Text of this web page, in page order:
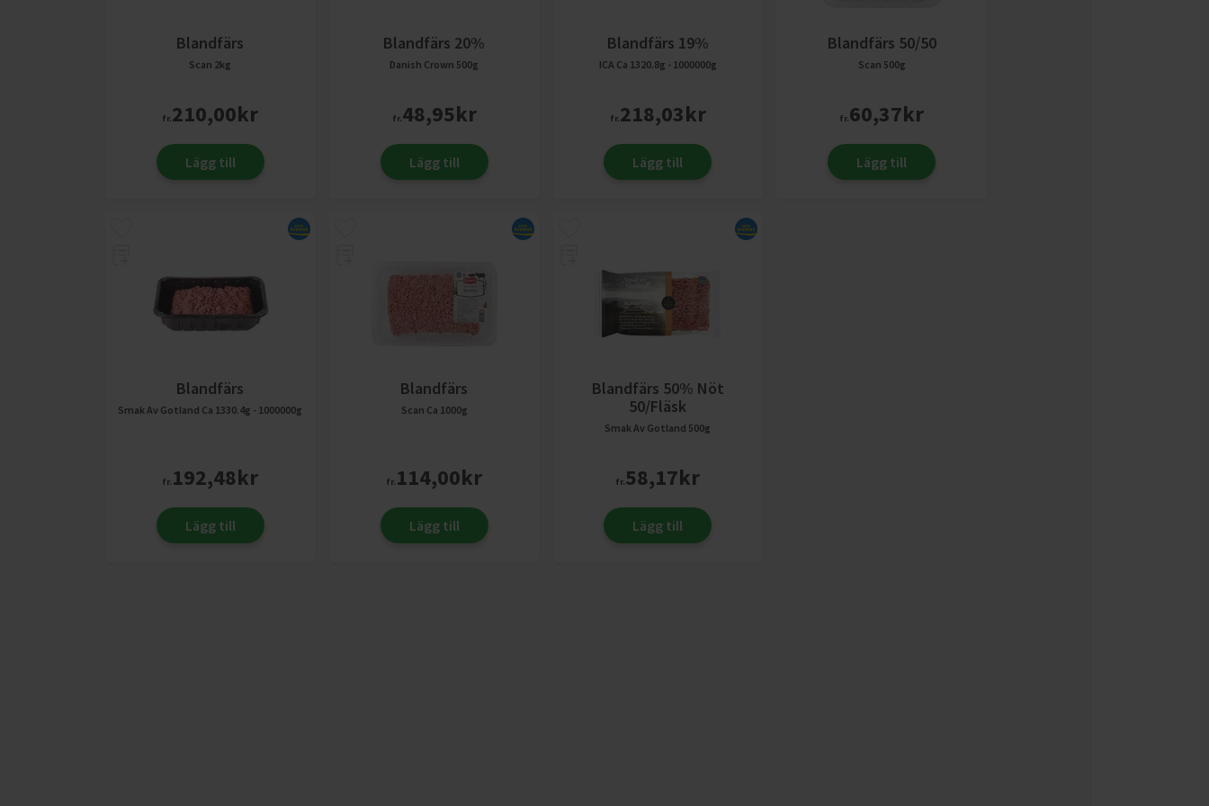
Blandfärs
Scan 2kg
fr.210,00kr
Lägg till
Blandfärs 20%
Danish Crown 500g
fr.48,95kr
Lägg till
Blandfärs 19%
ICA Ca 1320.8g - 1000000g
fr.218,03kr
Lägg till
Blandfärs 50/50
Scan 500g
fr.60,37kr
Lägg till
Blandfärs
Smak Av Gotland Ca 1330.4g - 1000000g
fr. 192,48kr
Lägg till
Blandfärs
Scan Ca 1000g
fr. 114,00kr
Lägg till
Blandfärs 50% Nöt
50/fläsk
Smak Av Gotland 500g
fr.58,17kr
Lägg till